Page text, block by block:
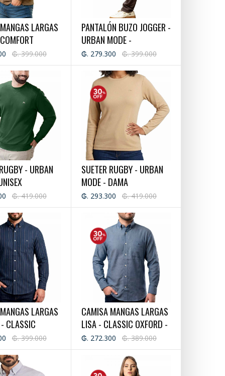
LARGAS
₲. 399.000
PANTALÓN BUZO JOGGER -
URBAN MODE -
CABALLERO
₲. 279.300 ₲. 399.000
- URBAN
₲. 419.000
SUETER RUGBY - URBAN
MODE - DAMA
₲. 293.300 ₲. 419.000
LARGAS
CLASSIC
CABALLERO
₲. 399.000
CAMISA MANGAS LARGAS
LISA - CLASSIC OXFORD -
CABALLERO
₲. 272.300 ₲. 389.000